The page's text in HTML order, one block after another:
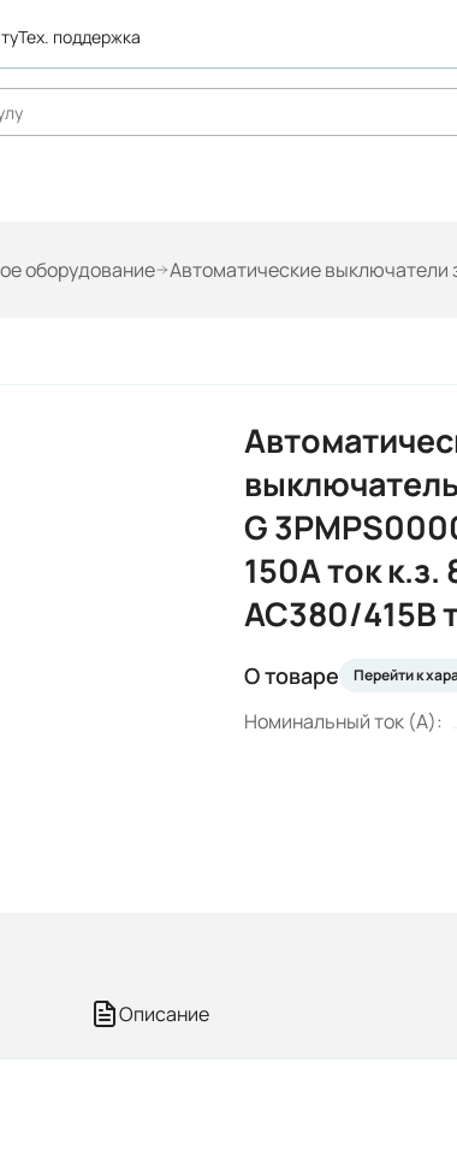
Тех. поддержка
оборудование Автоматические выключатели
G
150А ток к.з.
АС380/415В
О товаре Перейти к
Номинальный ток (А):
Описание